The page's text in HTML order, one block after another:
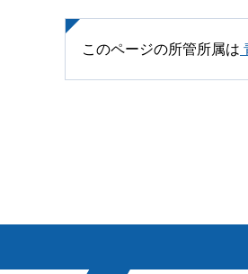
このページの所管所属は